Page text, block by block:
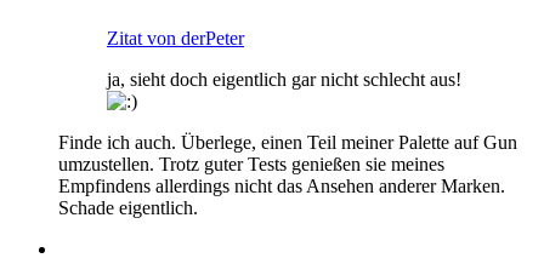
Zitat von derPeter
ja, sieht doch eigentlich gar nicht schlecht aus!
Finde ich auch. Überlege, einen Teil meiner Palette auf Gun
umzustellen. Trotz guter Tests genießen sie meines
Empfindens allerdings nicht das Ansehen anderer Marken.
Schade eigentlich.